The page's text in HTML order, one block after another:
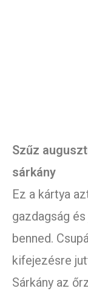
Szűz
sárkány
Ez a kártya
gazdagság
benned.
kifejezésre
Sárkány az